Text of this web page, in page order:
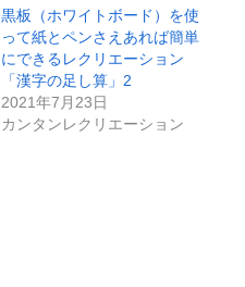
黒板（ホワイトボード）を使
って紙とペンさえあれば簡単
にできるレクリエーション
「漢字の足し算」2
2021年7月23日
カンタンレクリエーション